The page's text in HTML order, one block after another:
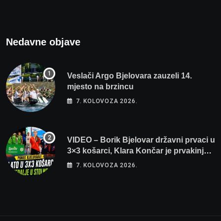
Nedavne objave
Veslači Argo Bjelovara zauzeli 14.
mjesto na brzincu
7. KOLOVOZA 2026.
VIDEO – Borik Bjelovar državni prvaci u
3×3 košarci, Klara Končar je prvakinja
Hrvatske u stolnom tenisu!
7. KOLOVOZA 2026.